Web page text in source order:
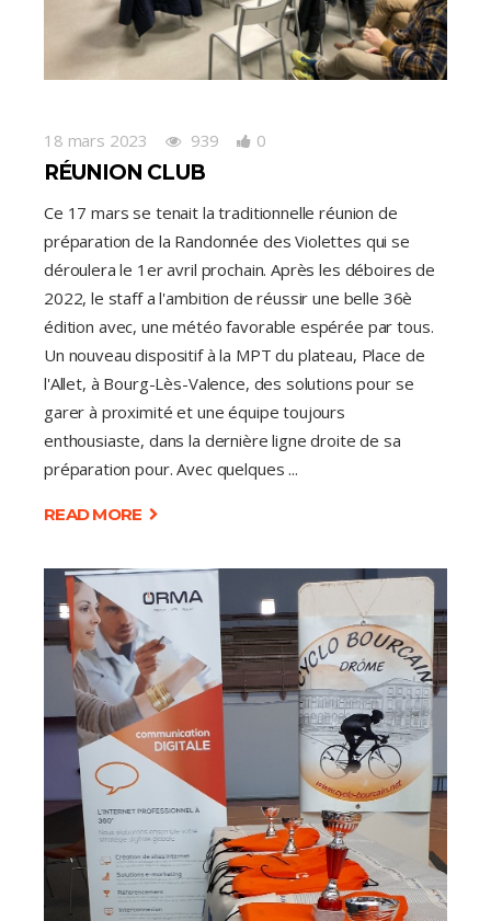
18 mars 2023 939 0
RÉUNION CLUB
Ce 17 mars se tenait la traditionnelle réunion de
préparation de la Randonnée des Violettes qui se
déroulera le 1er avril prochain. Après les déboires de
2022, le staff a l'ambition de réussir une belle 36è
édition avec, une météo favorable espérée par tous.
Un nouveau dispositif à la MPT du plateau, Place de
l'Allet, à Bourg-Lès-Valence, des solutions pour se
garer à proximité et une équipe toujours
enthousiaste, dans la dernière ligne droite de sa
préparation pour. Avec quelques
READ MORE